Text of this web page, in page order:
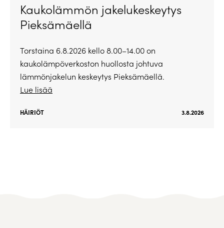
Kaukolämmön jakelukeskeytys
Pieksämäellä
Torstaina 6.8.2026 kello 8.00–14.00 on
kaukolämpöverkoston huollosta johtuva
lämmönjakelun keskeytys Pieksämäellä.
Lue lisää
HÄIRIÖT 3.8.2026